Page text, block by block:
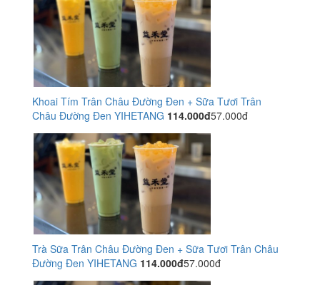
Khoai Tím Trân Châu Đường Đen + Sữa Tươi Trân
Châu Đường Đen YIHETANG 114.000đ57.000đ
Trà Sữa Trân Châu Đường Đen + Sữa Tươi Trân Châu
Đường Đen YIHETANG 114.000đ57.000đ